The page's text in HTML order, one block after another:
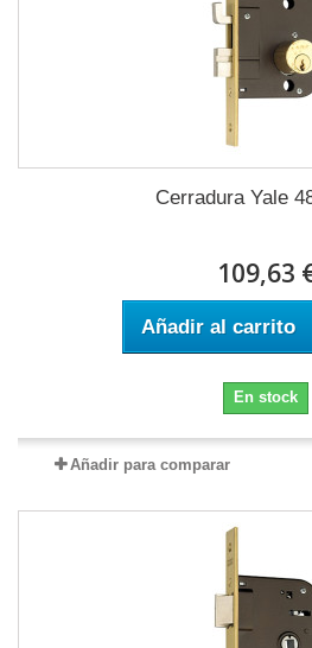
Cerradura Yale
109,63
Añadir al carrito
En stock
Añadir para comparar